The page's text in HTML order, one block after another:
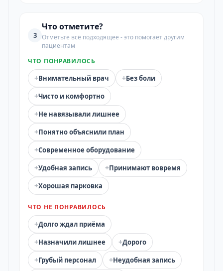
3
Что отметите?
Отметьте всё подходящее - это помогает другим
пациентам
ЧТО ПОНРАВИЛОСЬ
+Внимательный врач +Без боли
+Чисто и комфортно
+Не навязывали лишнее
+Понятно объяснили план
+Современное оборудование
+Удобная запись +Принимают вовремя
+Хорошая парковка
ЧТО НЕ ПОНРАВИЛОСЬ
+Долго ждал приёма
+Назначили лишнее +Дорого
+Грубый персонал +Неудобная запись